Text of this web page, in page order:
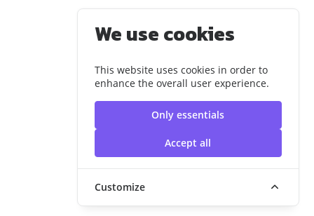
We use cookies
This website uses cookies in order to
enhance the overall user experience.
Only essentials
Accept all
Customize